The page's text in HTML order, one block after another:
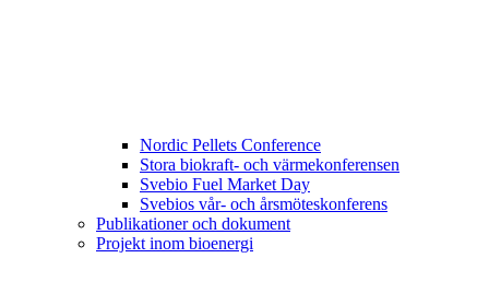
Nordic Pellets Conference
Stora biokraft- och värmekonferensen
Svebio Fuel Market Day
Svebios vår- och årsmöteskonferens
Publikationer och dokument
Projekt inom bioenergi